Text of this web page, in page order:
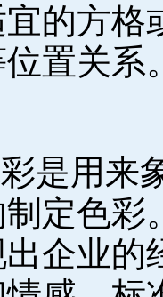
的方格
置关系
是用来
定色
企业的